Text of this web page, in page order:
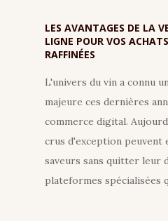
LES AVANTAGES DE LA
LIGNE POUR VOS
RAFFINÉES
L'univers du vin a connu
majeure ces dernières
commerce digital.
crus d'exception peuvent
saveurs sans quitter leur
plateformes spécialisées